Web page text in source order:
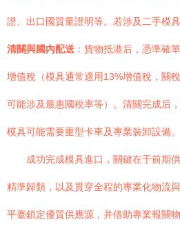
證、出口國質量證明等。若涉及二手模
清關與國內配送 ：貨物抵港后，憑準確
增值稅（模具通常適用13%增值稅，關
可能涉及最惠國稅率等）。清關完成后
模具可能需要重型卡車及專業裝卸設備。
成功完成模具進口，關鍵在于前期
精準歸類，以及貫穿全程的專業化物流
平臺鎖定優質供應源，并借助專業報關